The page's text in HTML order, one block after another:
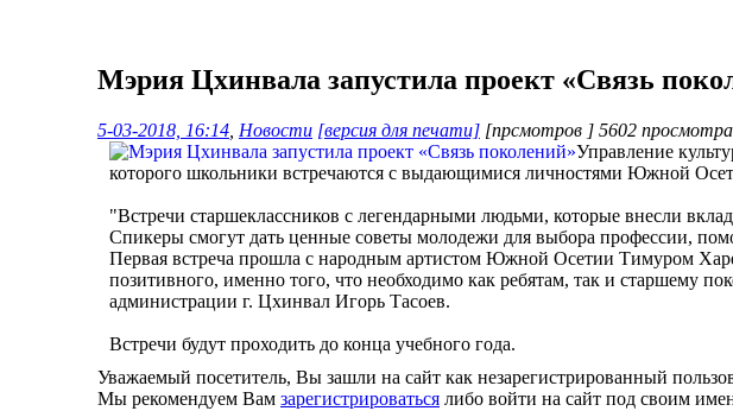
Мэрия Цхинвала запустила проект «Связь
5-03-2018, 16:14 Новости [версия для печати] [прсмотров ] 5602 просмотра
Управление
которого школьники встречаются с выдающимися личностями Южной
"Встречи старшеклассников с легендарными людьми, которые внесли
Спикеры смогут дать ценные советы молодежи для выбора профессии,
Первая встреча прошла с народным артистом Южной Осетии Тимуром
позитивного, именно того, что необходимо как ребятам, так и старшему
администрации г. Цхинвал Игорь Тасоев.
Встречи будут проходить до конца учебного года.
Уважаемый посетитель, Вы зашли на сайт как незарегистрированный
Мы рекомендуем Вам зарегистрироваться либо войти на сайт под своим